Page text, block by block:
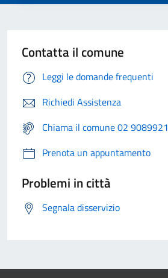
Contatta il comune
Leggi le domande frequenti
Richiedi Assistenza
Chiama il comune 02 9089921
Prenota un appuntamento
Problemi in città
Segnala disservizio